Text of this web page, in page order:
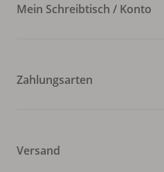
Mein Schreibtisch / Konto
Zahlungsarten
Versand